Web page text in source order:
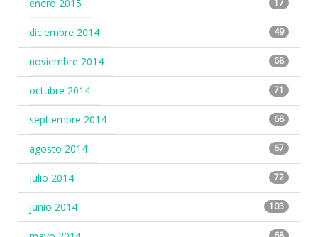
enero 2015
17
diciembre 2014 49
noviembre 2014 68
octubre 2014 71
septiembre 2014 68
agosto 2014 67
julio 2014 72
junio 2014 103